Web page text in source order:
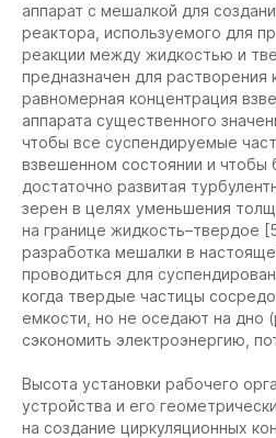
аппарат с мешалкой для
реактора, используемого для
реакции между жидкостью и
предназначен для растворения
равномерная концентрация
аппарата существенного
чтобы все суспендируемые
взвешенном состоянии и чтобы
достаточно развитая
зерен в целях уменьшения
на границе жидкость–твердое
разработка мешалки в
проводиться для
когда твердые частицы
емкости, но не оседают на дно
сэкономить электроэнергию,
Высота установки рабочего
устройства и его
на создание циркуляционных